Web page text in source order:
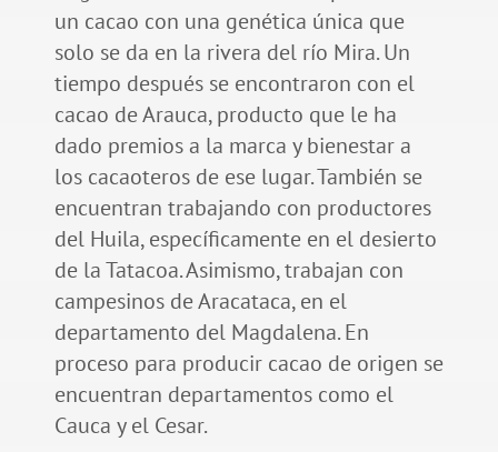
un cacao con una genética única que
solo se da en la rivera del río Mira. Un
tiempo después se encontraron con el
cacao de Arauca, producto que le ha
dado premios a la marca y bienestar a
los cacaoteros de ese lugar. También se
encuentran trabajando con productores
del Huila, específicamente en el desierto
de la Tatacoa. Asimismo, trabajan con
campesinos de Aracataca, en el
departamento del Magdalena. En
proceso para producir cacao de origen se
encuentran departamentos como el
Cauca y el Cesar.